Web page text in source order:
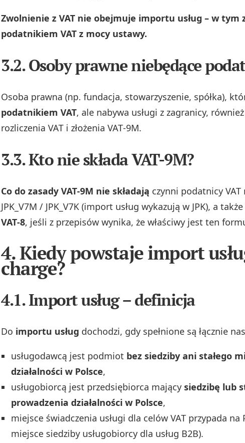
Zwolnienie z VAT nie obejmuje importu usług – w tym
podatnikiem VAT z mocy ustawy.
3.2. Osoby prawne niebędące
Osoba prawna (np. fundacja, stowarzyszenie, spółka),
podatnikiem VAT, ale nabywa usługi z zagranicy,
rozliczenia VAT i złożenia VAT‑9M.
3.3. Kto nie składa VAT-9M?
Co do zasady VAT‑9M nie składają czynni podatnicy VAT
JPK_V7M / JPK_V7K (import usług wykazują w JPK), a
VAT‑8, jeśli z przepisów wynika, że właściwy jest ten
4. Kiedy powstaje import
charge?
4.1. Import usług – definicja
Do importu usług dochodzi, gdy spełnione są łącznie
usługodawcą jest podmiot bez siedziby ani stałego
działalności w Polsce,
usługobiorcą jest przedsiębiorca mający siedzibę lub
prowadzenia działalności w Polsce,
miejsce świadczenia usługi dla celów VAT przypada na
miejsce siedziby usługobiorcy dla usług B2B).